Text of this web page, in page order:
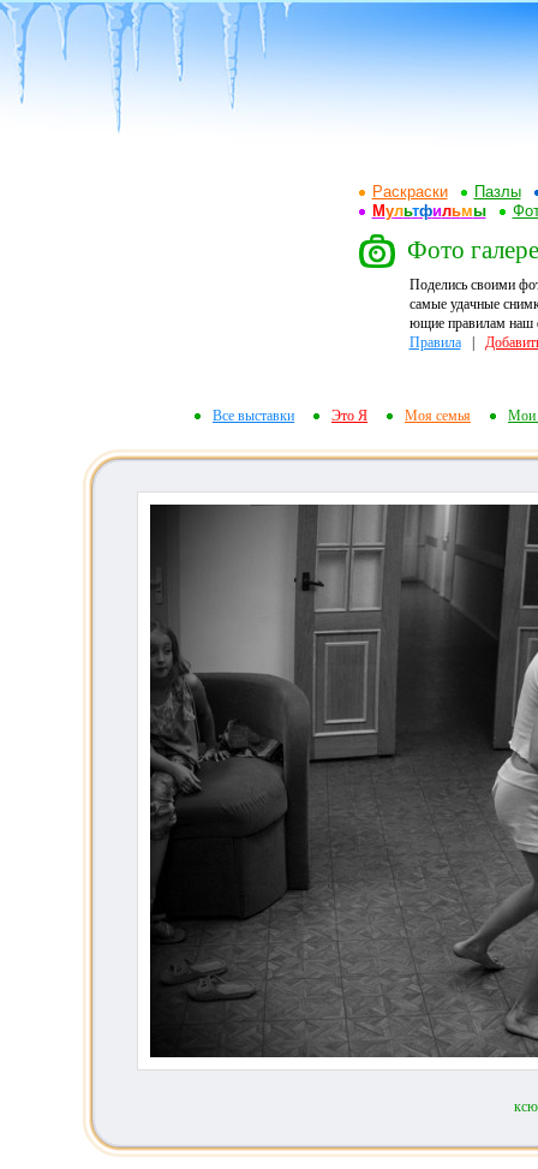
Раскраски
Пазлы
Мультфильмы
Фото
Поделись своими
самые удачные
ющие правилам наш
Правила|
Все выставки Это Я Моя семья Мои